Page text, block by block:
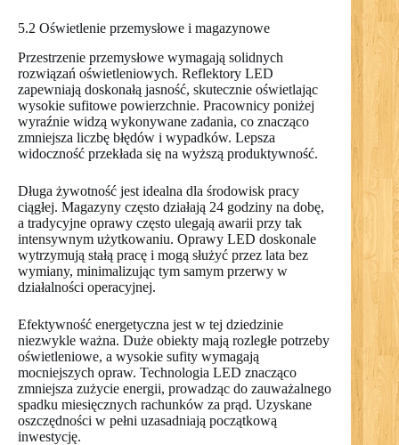
5.2 Oświetlenie przemysłowe i magazynowe
Przestrzenie przemysłowe wymagają solidnych
rozwiązań oświetleniowych. Reflektory LED
zapewniają doskonałą jasność, skutecznie oświetlając
wysokie sufitowe powierzchnie. Pracownicy poniżej
wyraźnie widzą wykonywane zadania, co znacząco
zmniejsza liczbę błędów i wypadków. Lepsza
widoczność przekłada się na wyższą produktywność.
Długa żywotność jest idealna dla środowisk pracy
ciągłej. Magazyny często działają 24 godziny na dobę,
a tradycyjne oprawy często ulegają awarii przy tak
intensywnym użytkowaniu. Oprawy LED doskonale
wytrzymują stałą pracę i mogą służyć przez lata bez
wymiany, minimalizując tym samym przerwy w
działalności operacyjnej.
Efektywność energetyczna jest w tej dziedzinie
niezwykle ważna. Duże obiekty mają rozległe potrzeby
oświetleniowe, a wysokie sufity wymagają
mocniejszych opraw. Technologia LED znacząco
zmniejsza zużycie energii, prowadząc do zauważalnego
spadku miesięcznych rachunków za prąd. Uzyskane
oszczędności w pełni uzasadniają początkową
inwestycję.